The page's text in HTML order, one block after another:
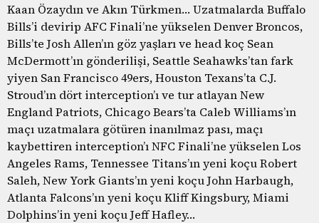
Kaan Özaydın ve Akın Türkmen… Uzatmalarda Buffalo
Bills’i devirip AFC Finali’ne yükselen Denver Broncos,
Bills’te Josh Allen’ın göz yaşları ve head koç Sean
McDermott’ın gönderilişi, Seattle Seahawks’tan fark
yiyen San Francisco 49ers, Houston Texans’ta C.J.
Stroud’ın dört interception’ı ve tur atlayan New
England Patriots, Chicago Bears’ta Caleb Williams’ın
maçı uzatmalara götüren inanılmaz pası, maçı
kaybettiren interception’ı NFC Finali’ne yükselen Los
Angeles Rams, Tennessee Titans’ın yeni koçu Robert
Saleh, New York Giants’ın yeni koçu John Harbaugh,
Atlanta Falcons’ın yeni koçu Kliff Kingsbury, Miami
Dolphins’in yeni koçu Jeff Hafley…